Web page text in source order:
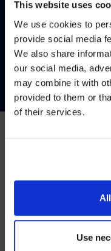
This website uses
We use cookies to
provide social media
We also share
our social media,
may combine it with
provided to them or
of their services.
Use
WE
Visit
NO,